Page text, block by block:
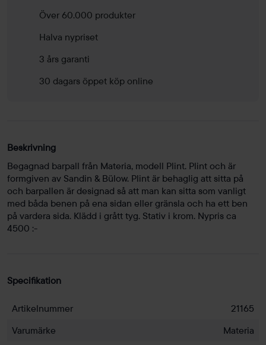
Över 60.000 produkter
Halva nypriset
3 års garanti
30 dagars öppet köp online
Beskrivning
Begagnad barpall från Materia, modell Plint. Plint och är
formgiven av Sandin & Bülow. Plint är behaglig att sitta på
och barpallen är designad så att man kan sitta som vanligt
med båda benen på ena sidan eller gränsla och ha ett ben
på vardera sida. Klädd i grått tyg. Stativ i krom. Nypris ca
4500 :-
Specifikation
Artikelnummer
21165
Varumärke
Materia